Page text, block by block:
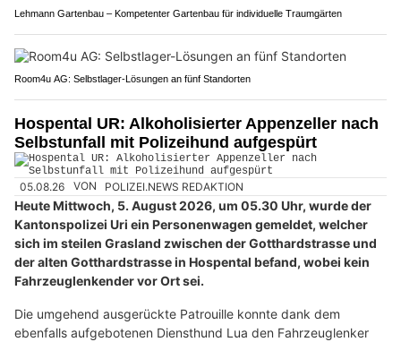
Lehmann Gartenbau – Kompetenter Gartenbau für individuelle Traumgärten
Room4u AG: Selbstlager-Lösungen an fünf Standorten
Hospental UR: Alkoholisierter Appenzeller nach
Selbstunfall mit Polizeihund aufgespürt
05.08.26 VON POLIZEI.NEWS REDAKTION
Heute Mittwoch, 5. August 2026, um 05.30 Uhr, wurde der
Kantonspolizei Uri ein Personenwagen gemeldet, welcher
sich im steilen Grasland zwischen der Gotthardstrasse und
der alten Gotthardstrasse in Hospental befand, wobei kein
Fahrzeuglenkender vor Ort sei.
Die umgehend ausgerückte Patrouille konnte dank dem
ebenfalls aufgebotenen Diensthund Lua den Fahrzeuglenker